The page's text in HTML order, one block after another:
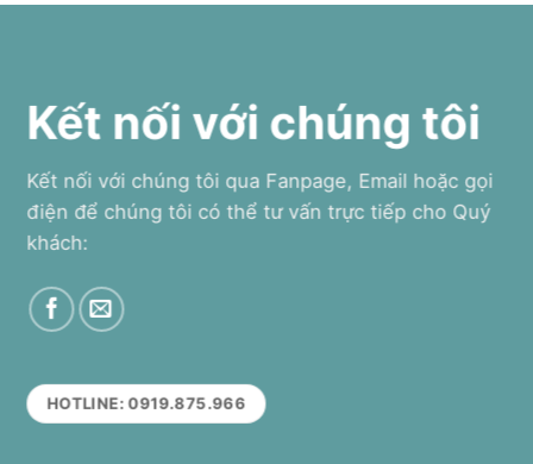
Kết nối với chúng tôi
Kết nối với chúng tôi qua Fanpage, Email hoặc gọi
điện để chúng tôi có thể tư vấn trực tiếp cho Quý
khách:
HOTLINE: 0919.875.966